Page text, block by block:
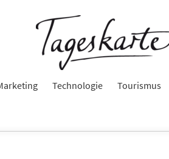
Technologie Tourismus